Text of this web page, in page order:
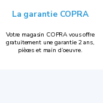
La garantie COPRA
Votre magasin COPRA vous offre
gratuitement une garantie 2 ans,
pièces et main d’oeuvre.